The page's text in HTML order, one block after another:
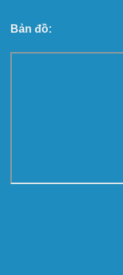
Bản đồ: